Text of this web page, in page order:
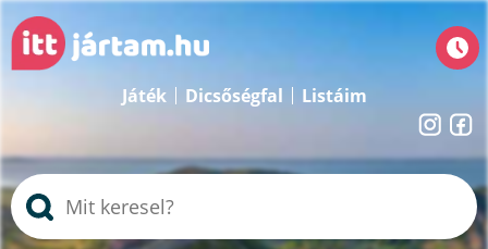
Játék Dicsőségfal Listáim